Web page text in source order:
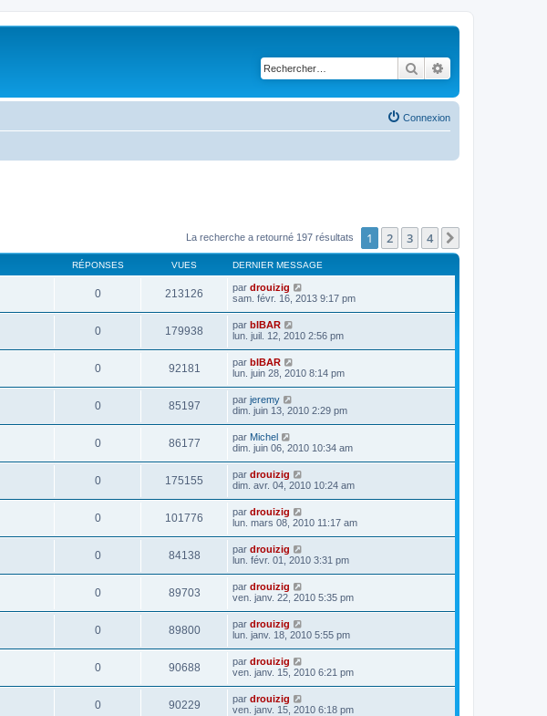
Rechercher
Connexion
La recherche a retourné 197 résultats 1 2 3 4
RÉPONSES VUES DERNIER MESSAGE
0 213126 par drouizig
sam. févr. 16, 2013 9:17 pm
0 179938 par bIBAR
lun. juil. 12, 2010 2:56 pm
0 92181 par bIBAR
lun. juin 28, 2010 8:14 pm
0 85197 par jeremy
dim. juin 13, 2010 2:29 pm
0 86177 par Michel
dim. juin 06, 2010 10:34 am
0 175155 par drouizig
dim. avr. 04, 2010 10:24 am
0 101776 par drouizig
lun. mars 08, 2010 11:17 am
0 84138 par drouizig
lun. févr. 01, 2010 3:31 pm
0 89703 par drouizig
ven. janv. 22, 2010 5:35 pm
0 89800 par drouizig
lun. janv. 18, 2010 5:55 pm
0 90688 par drouizig
ven. janv. 15, 2010 6:21 pm
0 90229 par drouizig
ven. janv. 15, 2010 6:18 pm